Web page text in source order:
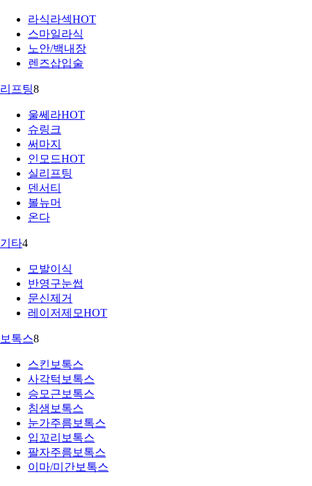
라식라섹HOT
스마일라식
노안/백내장
렌즈삽입술
리프팅8
울쎄라HOT
슈링크
써마지
인모드HOT
실리프팅
덴서티
볼뉴머
온다
기타4
모발이식
반영구눈썹
문신제거
레이저제모HOT
보톡스8
스킨보톡스
사각턱보톡스
승모근보톡스
침샘보톡스
눈가주름보톡스
입꼬리보톡스
팔자주름보톡스
이마/미간보톡스